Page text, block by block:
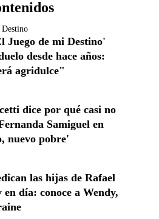
Juego de mi Destino'
desde hace años:
agridulce"
dice por qué casi no
Samiguel en
nuevo pobre'
las hijas de Rafael
en día: conoce a Wendy,